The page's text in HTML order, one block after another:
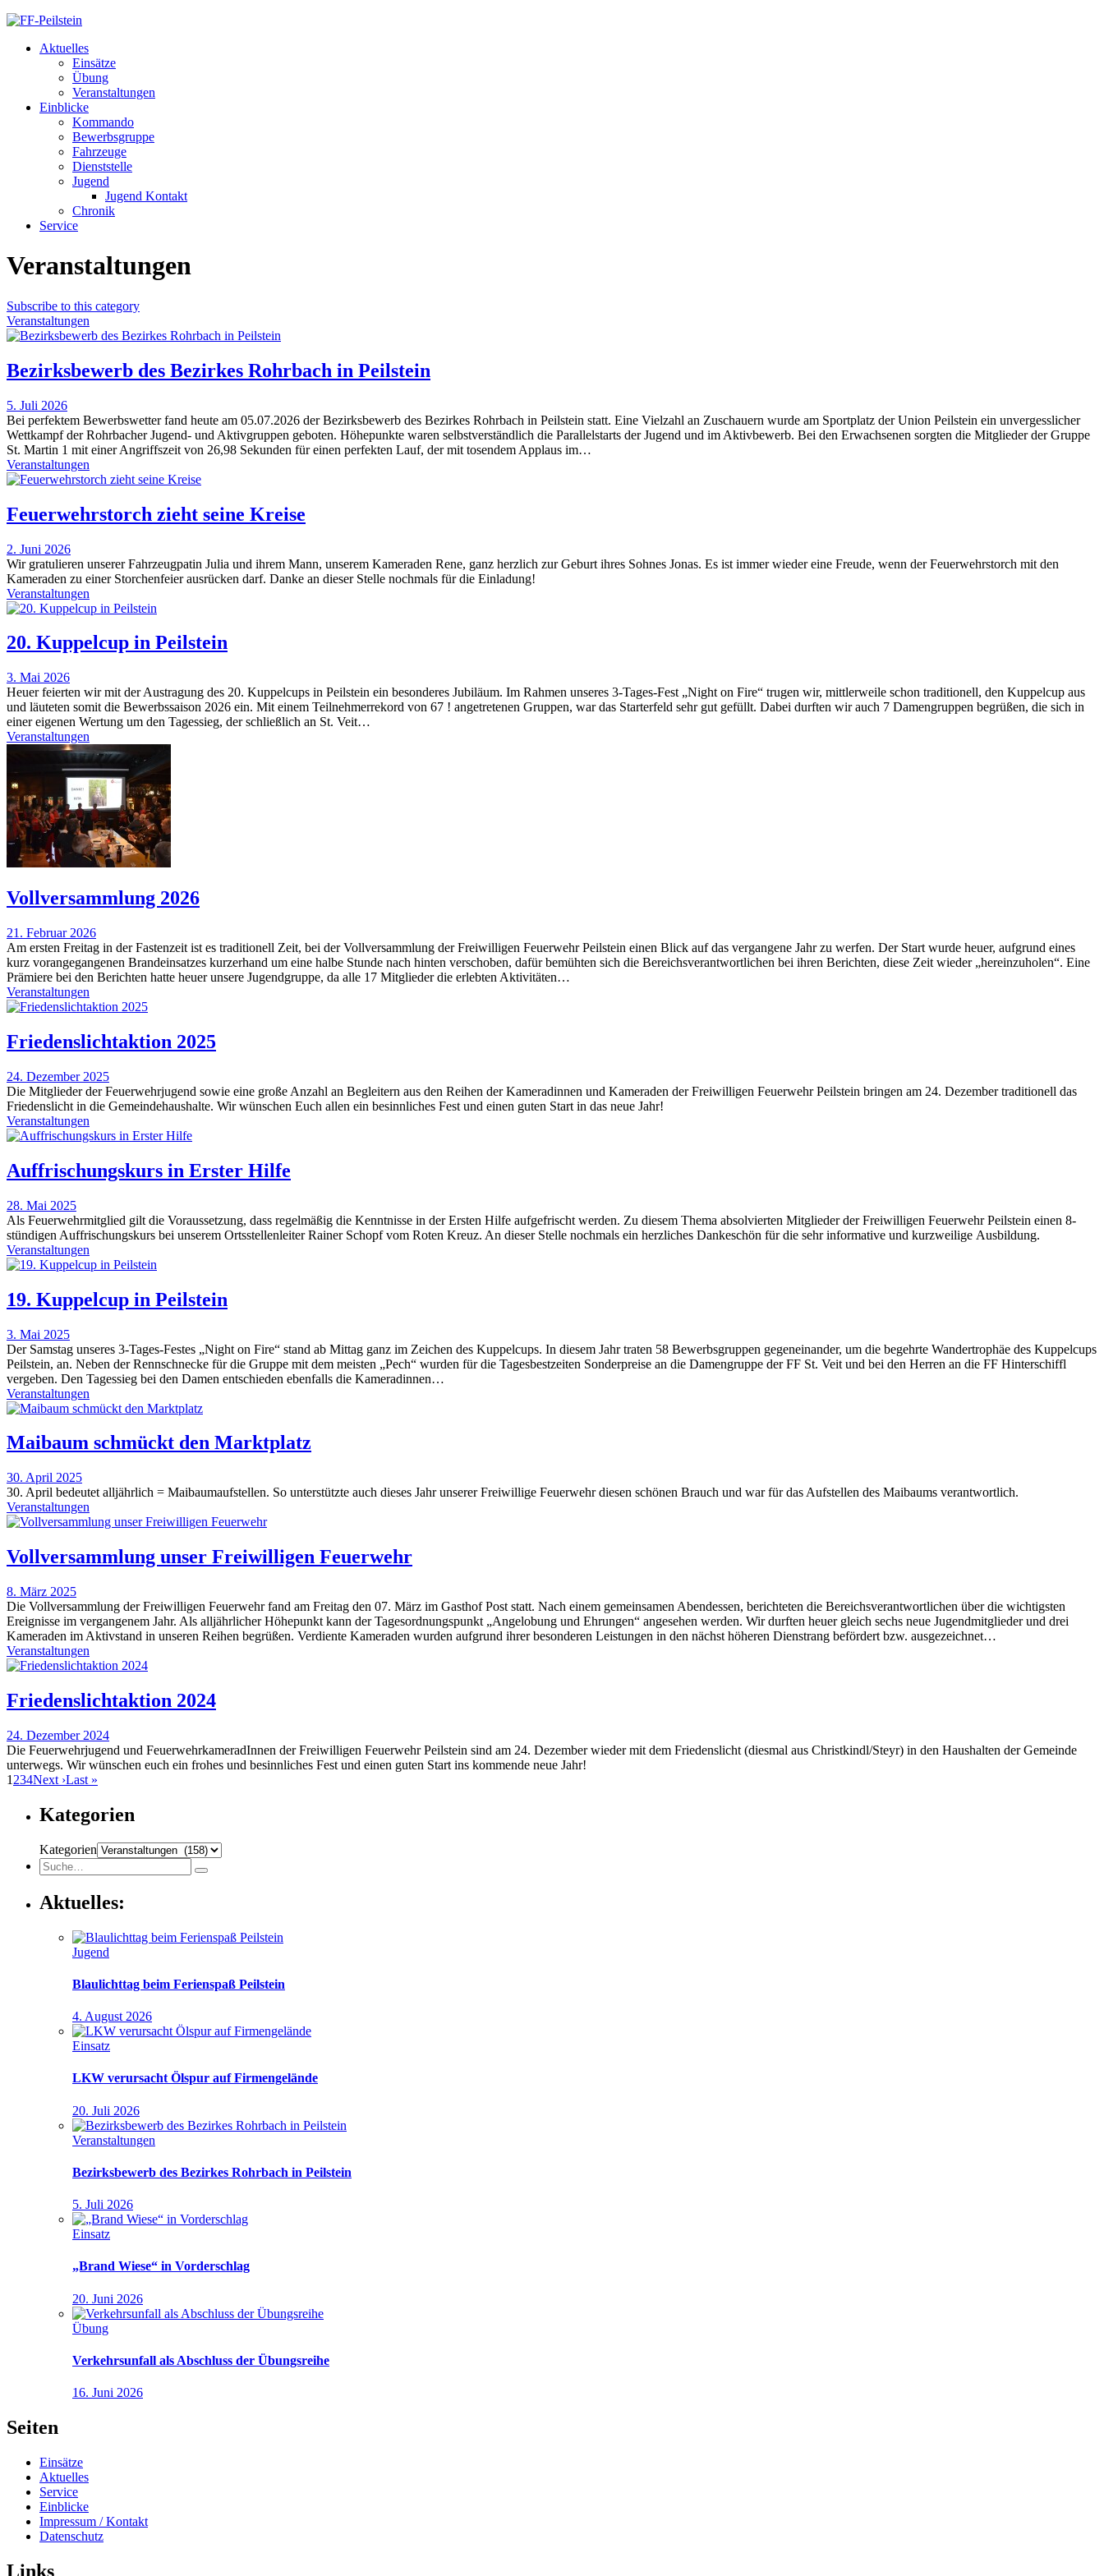
Aktuelles
Einsätze
Übung
Veranstaltungen
Einblicke
Kommando
Bewerbsgruppe
Fahrzeuge
Dienststelle
Jugend
Jugend Kontakt
Chronik
Service
Veranstaltungen
Subscribe to this category
Veranstaltungen
Bezirksbewerb des Bezirkes Rohrbach in Peilstein
5. Juli 2026
Bei perfektem Bewerbswetter fand heute am 05.07.2026 der Bezirksbewerb des Bezirkes Rohrbach in Peilstein statt. Eine Vielzahl an Zuschauern wurde am Sportplatz der Union Peilstein ein unvergesslicher
Wettkampf der Rohrbacher Jugend- und Aktivgruppen geboten. Höhepunkte waren selbstverständlich die Parallelstarts der Jugend und im Aktivbewerb. Bei den Erwachsenen sorgten die Mitglieder der Gruppe
St. Martin 1 mit einer Angriffszeit von 26,98 Sekunden für einen perfekten Lauf, der mit tosendem Applaus im…
Veranstaltungen
Feuerwehrstorch zieht seine Kreise
2. Juni 2026
Wir gratulieren unserer Fahrzeugpatin Julia und ihrem Mann, unserem Kameraden Rene, ganz herzlich zur Geburt ihres Sohnes Jonas. Es ist immer wieder eine Freude, wenn der Feuerwehrstorch mit den
Kameraden zu einer Storchenfeier ausrücken darf. Danke an dieser Stelle nochmals für die Einladung!
Veranstaltungen
20. Kuppelcup in Peilstein
3. Mai 2026
Heuer feierten wir mit der Austragung des 20. Kuppelcups in Peilstein ein besonderes Jubiläum. Im Rahmen unseres 3-Tages-Fest „Night on Fire“ trugen wir, mittlerweile schon traditionell, den Kuppelcup aus
und läuteten somit die Bewerbssaison 2026 ein. Mit einem Teilnehmerrekord von 67 ! angetretenen Gruppen, war das Starterfeld sehr gut gefüllt. Dabei durften wir auch 7 Damengruppen begrüßen, die sich in
einer eigenen Wertung um den Tagessieg, der schließlich an St. Veit…
Veranstaltungen
Vollversammlung 2026
21. Februar 2026
Am ersten Freitag in der Fastenzeit ist es traditionell Zeit, bei der Vollversammlung der Freiwilligen Feuerwehr Peilstein einen Blick auf das vergangene Jahr zu werfen. Der Start wurde heuer, aufgrund eines
kurz vorangegangenen Brandeinsatzes kurzerhand um eine halbe Stunde nach hinten verschoben, dafür bemühten sich die Bereichsverantwortlichen bei ihren Berichten, diese Zeit wieder „hereinzuholen“. Eine
Prämiere bei den Berichten hatte heuer unsere Jugendgruppe, da alle 17 Mitglieder die erlebten Aktivitäten…
Veranstaltungen
Friedenslichtaktion 2025
24. Dezember 2025
Die Mitglieder der Feuerwehrjugend sowie eine große Anzahl an Begleitern aus den Reihen der Kameradinnen und Kameraden der Freiwilligen Feuerwehr Peilstein bringen am 24. Dezember traditionell das
Friedenslicht in die Gemeindehaushalte. Wir wünschen Euch allen ein besinnliches Fest und einen guten Start in das neue Jahr!
Veranstaltungen
Auffrischungskurs in Erster Hilfe
28. Mai 2025
Als Feuerwehrmitglied gilt die Voraussetzung, dass regelmäßig die Kenntnisse in der Ersten Hilfe aufgefrischt werden. Zu diesem Thema absolvierten Mitglieder der Freiwilligen Feuerwehr Peilstein einen 8-
stündigen Auffrischungskurs bei unserem Ortsstellenleiter Rainer Schopf vom Roten Kreuz. An dieser Stelle nochmals ein herzliches Dankeschön für die sehr informative und kurzweilige Ausbildung.
Veranstaltungen
19. Kuppelcup in Peilstein
3. Mai 2025
Der Samstag unseres 3-Tages-Festes „Night on Fire“ stand ab Mittag ganz im Zeichen des Kuppelcups. In diesem Jahr traten 58 Bewerbsgruppen gegeneinander, um die begehrte Wandertrophäe des Kuppelcups
Peilstein, an. Neben der Rennschnecke für die Gruppe mit dem meisten „Pech“ wurden für die Tagesbestzeiten Sonderpreise an die Damengruppe der FF St. Veit und bei den Herren an die FF Hinterschiffl
vergeben. Den Tagessieg bei den Damen entschieden ebenfalls die Kameradinnen…
Veranstaltungen
Maibaum schmückt den Marktplatz
30. April 2025
30. April bedeutet alljährlich = Maibaumaufstellen. So unterstützte auch dieses Jahr unserer Freiwillige Feuerwehr diesen schönen Brauch und war für das Aufstellen des Maibaums verantwortlich.
Veranstaltungen
Vollversammlung unser Freiwilligen Feuerwehr
8. März 2025
Die Vollversammlung der Freiwilligen Feuerwehr fand am Freitag den 07. März im Gasthof Post statt. Nach einem gemeinsamen Abendessen, berichteten die Bereichsverantwortlichen über die wichtigsten
Ereignisse im vergangenem Jahr. Als alljährlicher Höhepunkt kann der Tagesordnungspunkt „Angelobung und Ehrungen“ angesehen werden. Wir durften heuer gleich sechs neue Jugendmitglieder und drei
Kameraden im Aktivstand in unseren Reihen begrüßen. Verdiente Kameraden wurden aufgrund ihrer besonderen Leistungen in den nächst höheren Dienstrang befördert bzw. ausgezeichnet…
Veranstaltungen
Friedenslichtaktion 2024
24. Dezember 2024
Die Feuerwehrjugend und FeuerwehrkameradInnen der Freiwilligen Feuerwehr Peilstein sind am 24. Dezember wieder mit dem Friedenslicht (diesmal aus Christkindl/Steyr) in den Haushalten der Gemeinde
unterwegs. Wir wünschen euch ein frohes und besinnliches Fest und einen guten Start ins kommende neue Jahr!
1 234Next ›Last »
Kategorien
Kategorien
Aktuelles:
Jugend
Blaulichttag beim Ferienspaß Peilstein
4. August 2026
Einsatz
LKW verursacht Ölspur auf Firmengelände
20. Juli 2026
Veranstaltungen
Bezirksbewerb des Bezirkes Rohrbach in Peilstein
5. Juli 2026
Einsatz
„Brand Wiese“ in Vorderschlag
20. Juni 2026
Übung
Verkehrsunfall als Abschluss der Übungsreihe
16. Juni 2026
Seiten
Einsätze
Aktuelles
Service
Einblicke
Impressum / Kontakt
Datenschutz
Links